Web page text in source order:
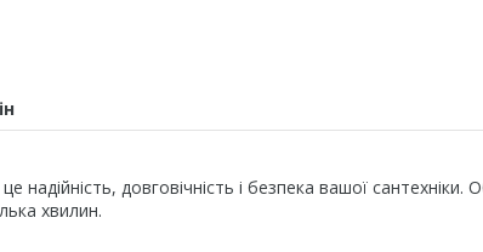
надійність, довговічність і безпека вашої сантехніки.
хвилин.